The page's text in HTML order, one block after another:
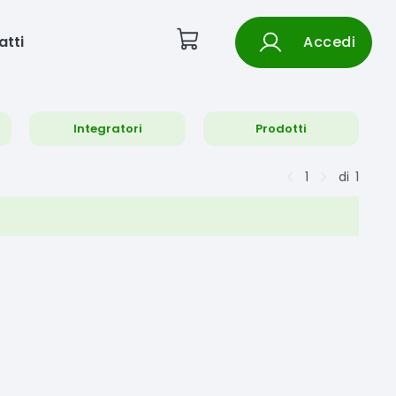
Accedi
Integratori Prodotti
1 di 1